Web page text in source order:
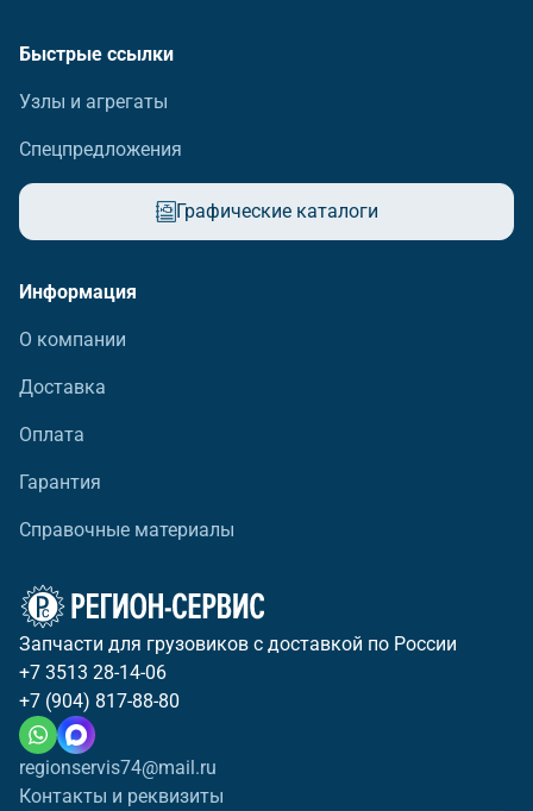
Быстрые ссылки
Узлы и агрегаты
Спецпредложения
Графические каталоги
Информация
О компании
Доставка
Оплата
Гарантия
Справочные материалы
Запчасти для грузовиков с доставкой по России
+7 3513 28-14-06
+7 (904) 817-88-80
regionservis74@mail.ru
Контакты и реквизиты